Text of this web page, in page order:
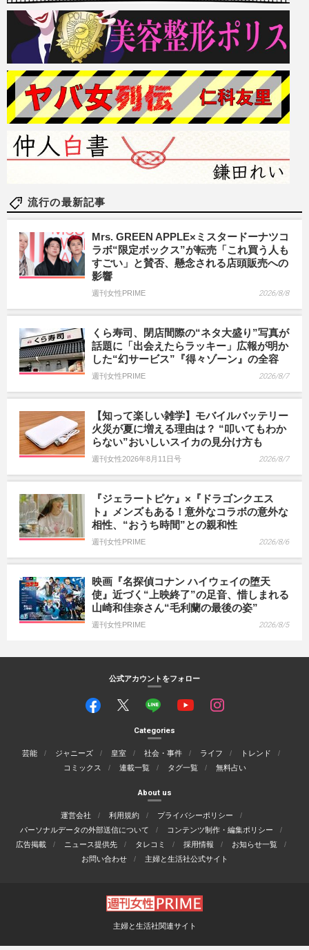
流行の最新記事
Mrs. GREEN APPLE×ミスタードーナツコ
ラボ“限定ボックス”が転売「これ買う人も
すごい」と賛否、懸念される店頭販売への
影響
週刊女性PRIME 2026/8/8
くら寿司、閉店間際の“ネタ大盛り”写真が
話題に「出会えたらラッキー」広報が明か
した“幻サービス”『得々ゾーン』の全容
週刊女性PRIME 2026/8/7
【知って楽しい雑学】モバイルバッテリー
火災が夏に増える理由は？ “叩いてもわか
らない”おいしいスイカの見分け方も
週刊女性2026年8月11日号 2026/8/7
『ジェラートピケ』×『ドラゴンクエス
ト』メンズもある！意外なコラボの意外な
相性、“おうち時間”との親和性
週刊女性PRIME 2026/8/6
映画『名探偵コナン ハイウェイの堕天
使』近づく“上映終了”の足音、惜しまれる
山崎和佳奈さん“毛利蘭の最後の姿”
週刊女性PRIME 2026/8/5
公式アカウントをフォロー
Categories
芸能 ジャニーズ 皇室 社会・事件 ライフ
トレンド
コミックス
連載一覧 タグ一覧 無料占い
About us
運営会社 利用規約
プライバシーポリシー
パーソナルデータの外部送信について
コンテンツ制作・編集ポリシー
広告掲載
ニュース提供先 タレコミ 採用情報
お知らせ一覧
お問い合わせ
主婦と生活社公式サイト
主婦と生活社関連サイト